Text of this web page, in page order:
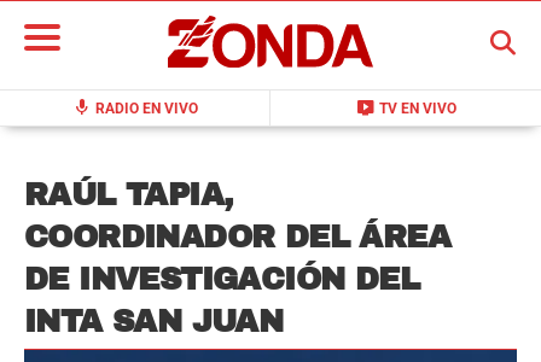
mic RADIO EN VIVO live_tv TV EN VIVO
BUSCAR
RAÚL TAPIA,
COORDINADOR DEL ÁREA
DE INVESTIGACIÓN DEL
INTA SAN JUAN